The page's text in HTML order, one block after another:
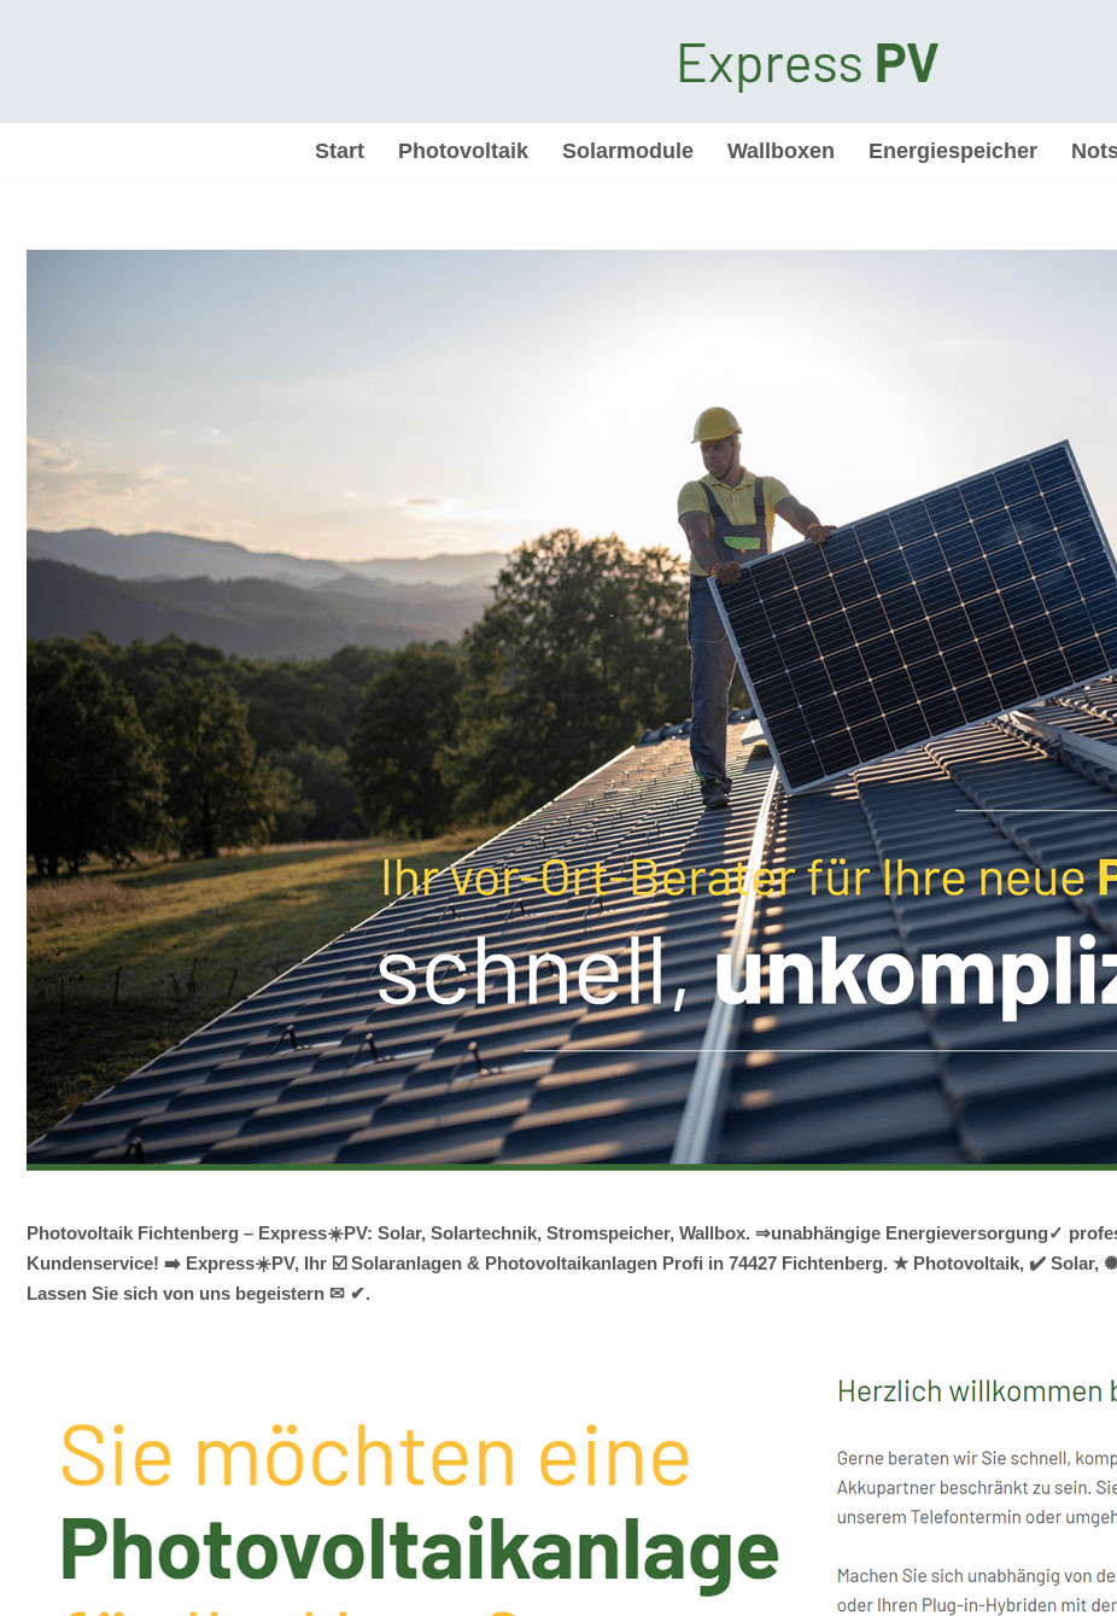
springen
Start Photovoltaik Solarmodule Wallboxen Energiespeicher
Photovoltaik Fichtenberg – Express☀️PV️: Solar, Solartechnik, Stromspeicher, Wallbox. ⇒unabhängige Energieversorgung✓
Kundenservice! ➡️ Express☀️PV️, Ihr ☑️ Solaranlagen & Photovoltaikanlagen Profi in 74427 Fichtenberg. ★ Photovoltaik, ✔️
Lassen Sie sich von uns begeistern ✉ ✔.